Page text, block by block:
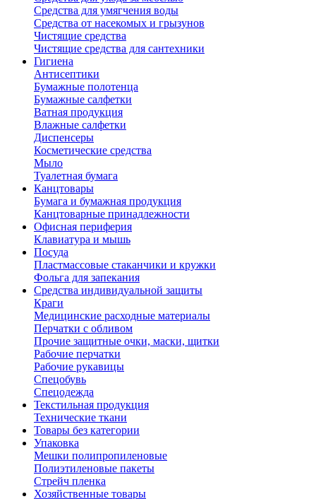
Средства для умягчения воды
Средства от насекомых и грызунов
Чистящие средства
Чистящие средства для сантехники
Гигиена
Антисептики
Бумажные полотенца
Бумажные салфетки
Ватная продукция
Влажные салфетки
Диспенсеры
Косметические средства
Мыло
Туалетная бумага
Канцтовары
Бумага и бумажная продукция
Канцтоварные принадлежности
Офисная периферия
Клавиатура и мышь
Посуда
Пластмассовые стаканчики и кружки
Фольга для запекания
Средства индивидуальной защиты
Краги
Медицинские расходные материалы
Перчатки с обливом
Прочие защитные очки, маски, щитки
Рабочие перчатки
Рабочие рукавицы
Спецобувь
Спецодежда
Текстильная продукция
Технические ткани
Товары без категории
Упаковка
Мешки полипропиленовые
Полиэтиленовые пакеты
Стрейч пленка
Хозяйственные товары